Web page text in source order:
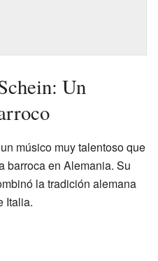
Un
músico muy talentoso que
barroca en Alemania. Su
la tradición alemana
Italia.